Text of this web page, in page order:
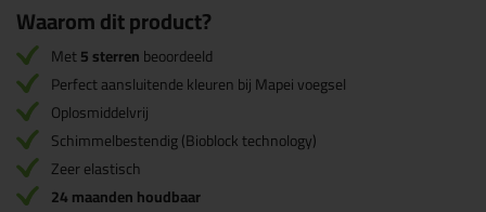
Waarom dit product?
Met5 sterrenbeoordeeld
Perfect aansluitende kleuren bij Mapei voegsel
Oplosmiddelvrij
Schimmelbestendig (Bioblock technology)
Zeer elastisch
24 maanden houdbaar